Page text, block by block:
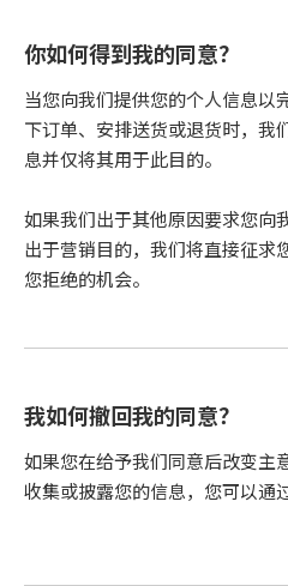
你如何得到我的同意？
当您向我们提供您的个人信息以
下订单、安排送货或退货时，我
息并仅将其用于此目的。
如果我们出于其他原因要求您向
出于营销目的，我们将直接征求
您拒绝的机会。
我如何撤回我的同意？
如果您在给予我们同意后改变主
收集或披露您的信息，您可以通